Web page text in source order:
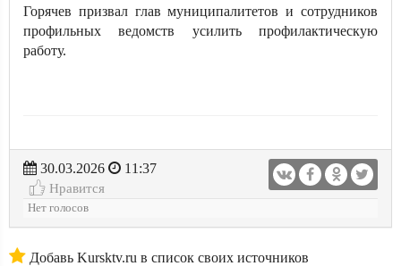
Горячев призвал глав муниципалитетов и сотрудников
профильных ведомств усилить профилактическую
работу.
30.03.2026
11:37
Нравится
Нет голосов
Добавь Kursktv.ru в список своих источников